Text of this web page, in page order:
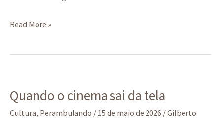
Read More »
Quando o cinema sai da tela
Cultura, Perambulando / 15 de maio de 2026 /Gilberto
o
cinema